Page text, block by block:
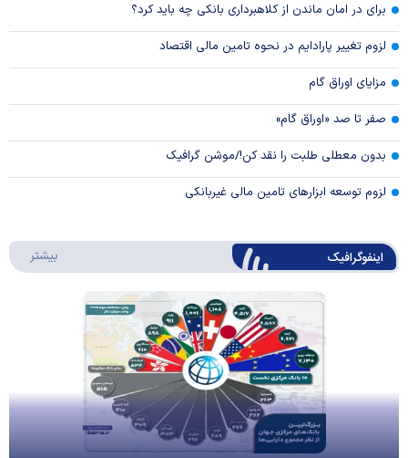
برای در امان ماندن از کلاهبرداری بانکی چه باید کرد؟
لزوم تغییر پارادایم در نحوه تامین مالی اقتصاد
مزایای اوراق گام
صفر تا صد «اوراق گام»
بدون معطلی طلبت را نقد کن!/موشن گرافیک
لزوم توسعه ابزارهای تامین مالی غیربانکی
اینفوگرافیک بیشتر